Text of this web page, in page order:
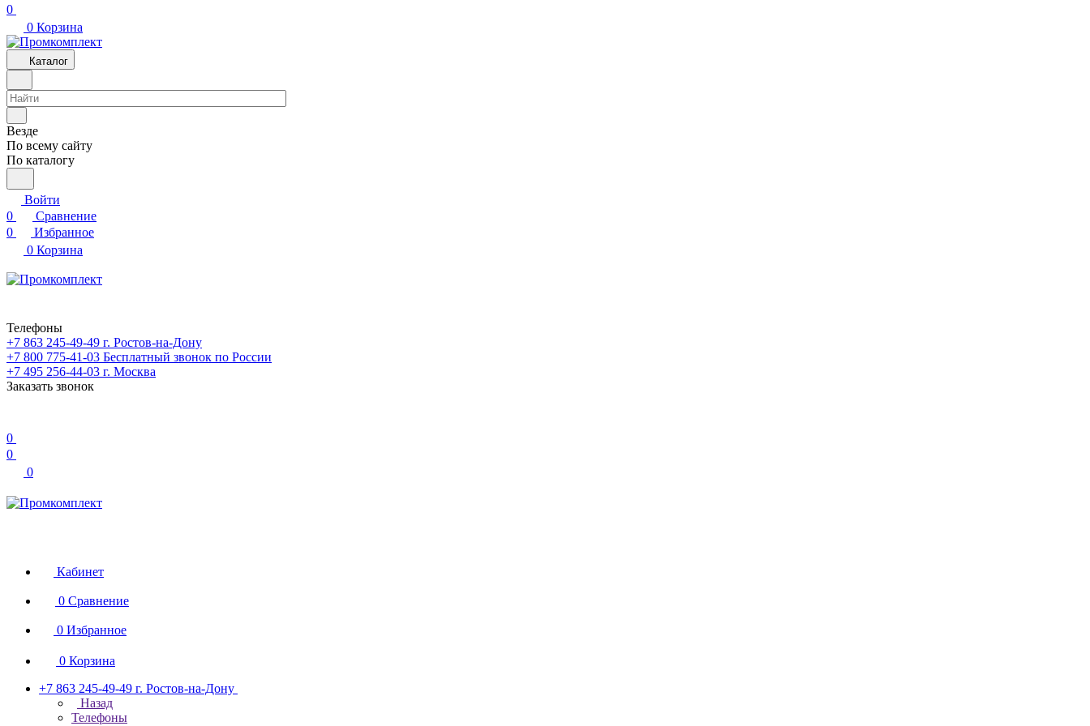
0
0 Корзина
Каталог
Везде
По всему сайту
По каталогу
Войти
0
Сравнение
0
Избранное
0 Корзина
Телефоны
+7 863 245-49-49 г. Ростов-на-Дону
+7 800 775-41-03 Бесплатный звонок по России
+7 495 256-44-03 г. Москва
Заказать звонок
0
0
0
Кабинет
0 Сравнение
0 Избранное
0 Корзина
+7 863 245-49-49 г. Ростов-на-Дону
Назад
Телефоны